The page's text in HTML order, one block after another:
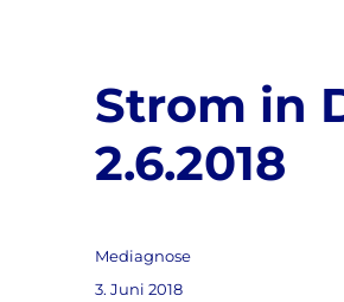
Strom in
2.6.2018
Autor
Mediagnose
Veröffentlicht
3. Juni 2018